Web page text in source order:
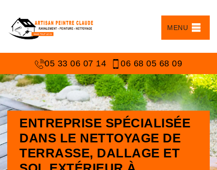
MENU
05 33 06 07 14 06 68 05 68 09
ENTREPRISE SPÉCIALISÉE
DANS LE NETTOYAGE DE
TERRASSE, DALLAGE ET